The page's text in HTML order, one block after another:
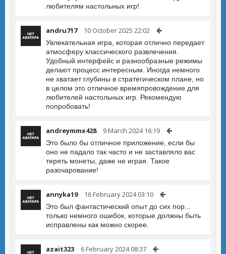
любителям настольных игр!
andru717 10 October 2025 22:02
Увлекательная игра, которая отлично передает
атмосферу классического развлечения.
Удобный интерфейс и разнообразные режимы
делают процесс интересным. Иногда немного
не хватает глубины в стратегическом плане, но
в целом это отличное времяпровождение для
любителей настольных игр. Рекомендую
попробовать!
andreymmx428 9 March 2024 16:19
Это было бы отличное приложение, если бы
оно не падало так часто и не заставляло вас
терять монеты, даже не играя. Такое
разочарование!
annyka19 16 February 2024 03:10
Это был фантастический опыт до сих пор...
только немного ошибок, которые должны быть
исправлены как можно скорее.
azait323 6 February 2024 08:37